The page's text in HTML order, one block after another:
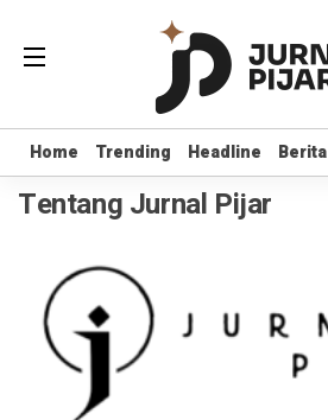
Home Trending Headline Berita
Home Trending Headline Berita
Tentang Jurnal Pijar